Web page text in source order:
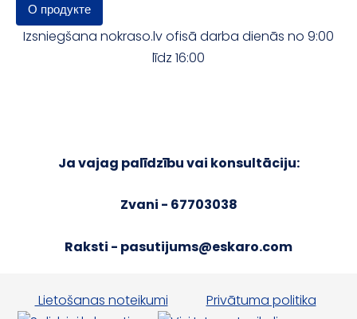
Izsniegšana nokraso.lv ofisā darba dienās no 9:00
līdz 16:00
Ja vajag palīdzību vai konsultāciju:
Zvani - 67703038
Raksti - pasutijums@eskaro.com
О продукте
Lietošanas noteikumi Privātuma politika